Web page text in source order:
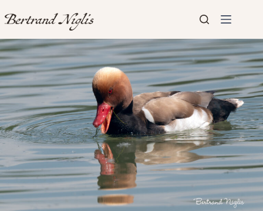
au
contenu
Aucun
résultat
Accueil
Présentation
Articles